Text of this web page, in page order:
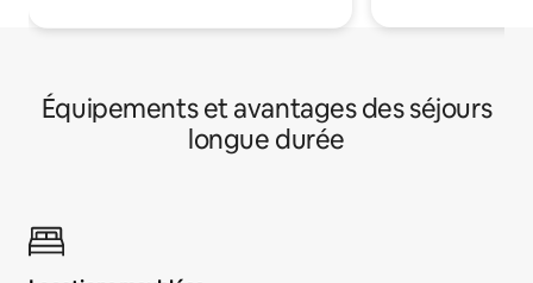
Équipements et avantages des séjours
longue durée